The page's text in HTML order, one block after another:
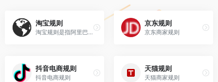
淘宝规则
淘宝规则是指阿里巴巴旗下的淘宝为了规范淘宝的用户而制定的规则
京东规则
京东商家规则
抖音电商规则
抖音电商规则
天猫规则
天猫商家规则